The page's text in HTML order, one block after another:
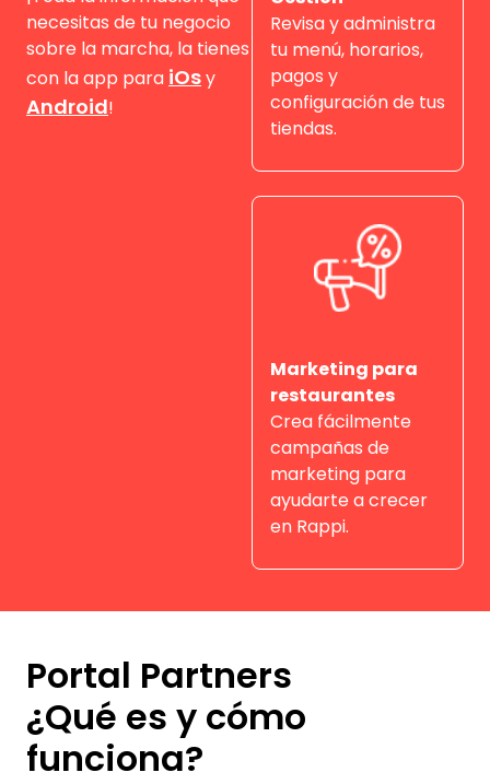
necesitas de tu negocio
sobre la marcha, la tienes
con la app para iOsy
Android!
Revisa y administra
tu menú, horarios,
pagos y
configuración de tus
tiendas.
Marketing para
restaurantes
Crea fácilmente
campañas de
marketing para
ayudarte a crecer
en Rappi.
Portal Partners
¿Qué es y cómo
funciona?